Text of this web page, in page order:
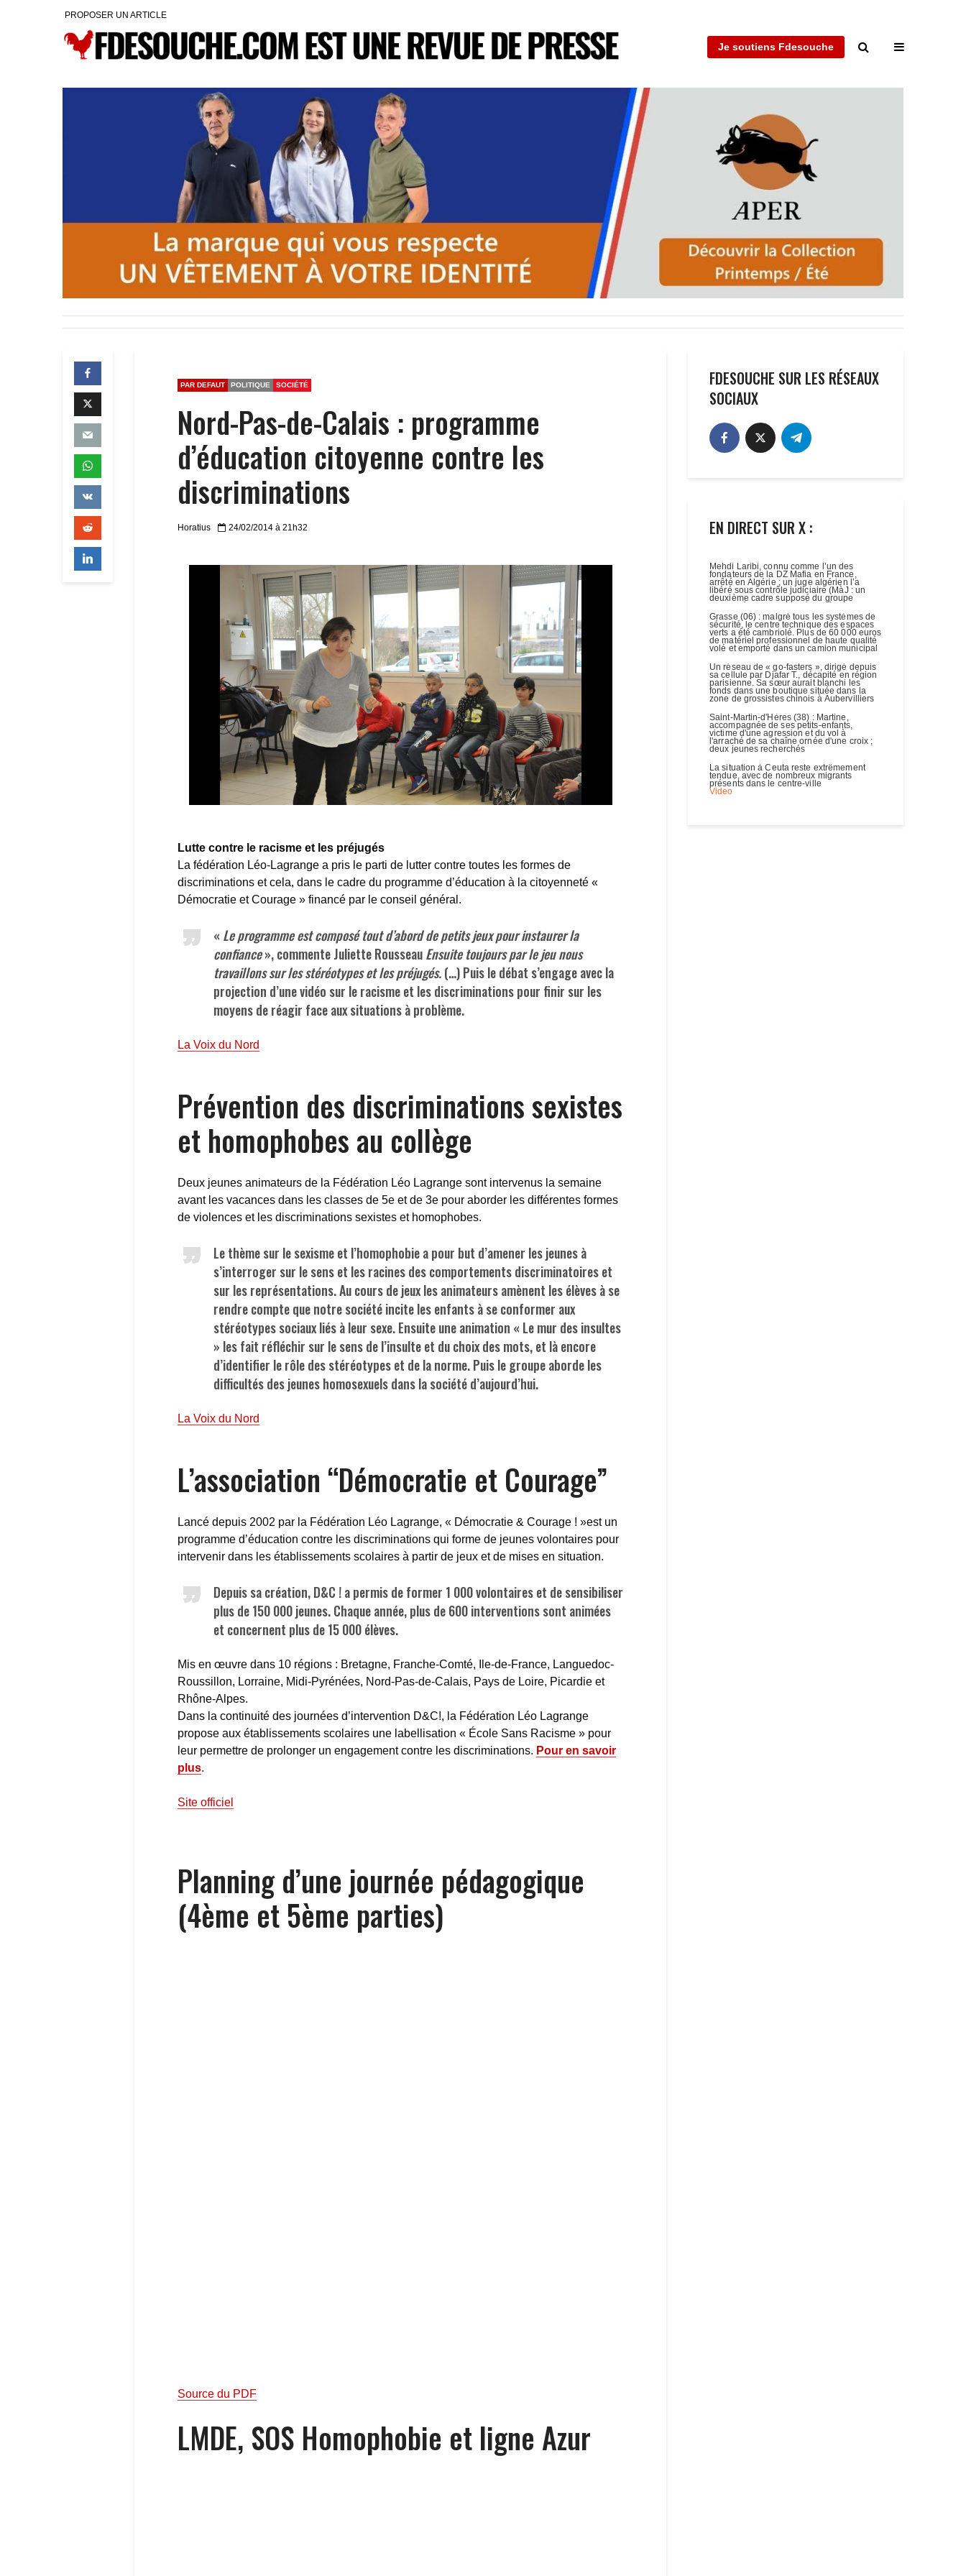
PROPOSER UN ARTICLE
Je soutiens Fdesouche
PAR DEFAUT POLITIQUE SOCIÉTÉ
Nord-Pas-de-Calais : programme
d’éducation citoyenne contre les
discriminations
Horatius 24/02/2014 à 21h32
Lutte contre le racisme et les préjugés
La fédération Léo-Lagrange a pris le parti de lutter contre toutes les formes de
discriminations et cela, dans le cadre du programme d’éducation à la citoyenneté «
Démocratie et Courage » financé par le conseil général.
« Le programme est composé tout d’abord de petits jeux pour instaurer la
confiance», commente Juliette RousseauEnsuite toujours par le jeu nous
travaillons sur les stéréotypes et les préjugés.(…) Puis le débat s’engage avec la
projection d’une vidéo sur le racisme et les discriminations pour finir sur les
moyens de réagir face aux situations à problème.
La Voix du Nord
Prévention des discriminations sexistes
et homophobes au collège
Deux jeunes animateurs de la Fédération Léo Lagrange sont intervenus la semaine
avant les vacances dans les classes de 5e et de 3e pour aborder les différentes formes
de violences et les discriminations sexistes et homophobes.
Le thème sur le sexisme et l’homophobie a pour but d’amener les jeunes à
s’interroger sur le sens et les racines des comportements discriminatoires et
sur les représentations. Au cours de jeux les animateurs amènent les élèves à se
rendre compte que notre société incite les enfants à se conformer aux
stéréotypes sociaux liés à leur sexe. Ensuite une animation « Le mur des insultes
» les fait réfléchir sur le sens de l’insulte et du choix des mots, et là encore
d’identifier le rôle des stéréotypes et de la norme. Puis le groupe aborde les
difficultés des jeunes homosexuels dans la société d’aujourd’hui.
La Voix du Nord
L’association “Démocratie et Courage”
Lancé depuis 2002 par la Fédération Léo Lagrange, « Démocratie & Courage ! »est un
programme d’éducation contre les discriminations qui forme de jeunes volontaires pour
intervenir dans les établissements scolaires à partir de jeux et de mises en situation.
Depuis sa création, D&C ! a permis de former 1 000 volontaires et de sensibiliser
plus de 150 000 jeunes. Chaque année, plus de 600 interventions sont animées
et concernent plus de 15 000 élèves.
Mis en œuvre dans 10 régions : Bretagne, Franche-Comté, Ile-de-France, Languedoc-
Roussillon, Lorraine, Midi-Pyrénées, Nord-Pas-de-Calais, Pays de Loire, Picardie et
Rhône-Alpes.
Dans la continuité des journées d’intervention D&C!, la Fédération Léo Lagrange
propose aux établissements scolaires une labellisation « École Sans Racisme » pour
leur permettre de prolonger un engagement contre les discriminations. Pour en savoir
plus.
Site officiel
Planning d’une journée pédagogique
(4ème et 5ème parties)
Source du PDF
LMDE, SOS Homophobie et ligne Azur
FDESOUCHE SUR LES RÉSEAUX
SOCIAUX
EN DIRECT SUR X :